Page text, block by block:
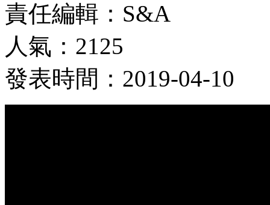
責任編輯：S&A
人氣：2125
發表時間：2019-04-10